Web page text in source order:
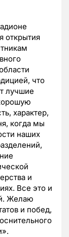
открытия
что
лучшие
характер,
когда мы
наших
и
Все это и
Желаю
и побед,